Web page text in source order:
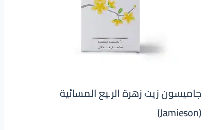
جاميسون زيت زهرة الربيع المسائية
(Jamieson)